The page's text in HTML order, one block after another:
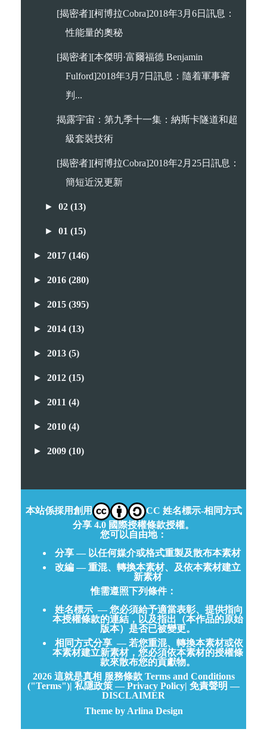
[揭密者][柯博拉Cobra]2018年3月6日訊息：
性能量的奧秘
[揭密者][本傑明·富爾福德 Benjamin
Fulford]2018年3月7日訊息：隨着軍事審
判...
揭露宇宙：第九季十一集：納斯卡隧道和超
級套裝技術
[揭密者][柯博拉Cobra]2018年2月25日訊息：
簡短近況更新
►02(13)
►01(15)
► 2017 (146)
► 2016 (280)
► 2015 (395)
► 2014 (13)
► 2013 (5)
► 2012 (15)
► 2011 (4)
► 2010 (4)
► 2009 (10)
本站係採用創用
CC 姓名標示-相同方式
分享 4.0 國際授權條款授權。
您可以自由地：
分享 — 以任何媒介或格式重製及散布本素材
改編 — 重混、轉換本素材、及依本素材建立
新素材
惟需遵照下列條件：
姓名標示 — 您必須給予適當表彰、提供指向
本授權條款的連結，以及指出（本作品的原始
版本）是否已被變更。
相同方式分享 — 若您重混、轉換本素材或依
本素材建立新素材，您必須依本素材的授權條
款來散布您的貢獻物。
2026 這就是真相 服務條款 Terms and Conditions
("Terms")| 私隱政策 — Privacy Policy| 免責聲明 —
DISCLAIMER
Theme by Arlina Design